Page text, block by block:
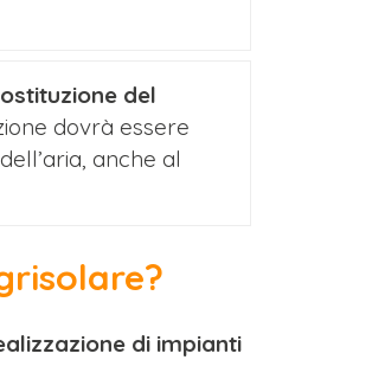
del
dovrà essere
anche al
di impianti